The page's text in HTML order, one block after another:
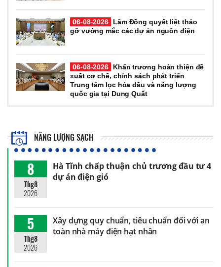
06-08-2026
Lâm Đồng quyết liệt tháo
gỡ vướng mắc các dự án nguồn điện
06-08-2026
Khẩn trương hoàn thiện đề
xuất cơ chế, chính sách phát triển
Trung tâm lọc hóa dầu và năng lượng
quốc gia tại Dung Quất
NĂNG LƯỢNG SẠCH
8
Thg8
2026
Hà Tĩnh chấp thuận chủ trương đầu tư 4
dự án điện gió
5
Thg8
2026
Xây dựng quy chuẩn, tiêu chuẩn đối với an
toàn nhà máy điện hạt nhân